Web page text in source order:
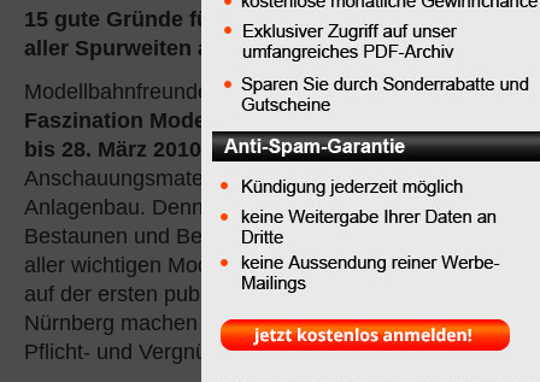
15 gute Gründe für einen Messebesuch:
aller Spurweiten auf der Faszination Modellbau
Modellbahnfreunde finden auf der
Faszination Modellbau Karlsruhe vom 25.
bis 28. März 2010 jede Menge
Anschauungsmaterial für den eigenen
Anlagenbau. Denn 15 Schauanlagen in allen
Bestaunen und Betrachten ein. Die Präsentation der
aller wichtigen Modellbahnhersteller und vieler
auf der ersten publikumsoffenen Messe nach der
Nürnberg machen den Messebesuch in Karlsruhe
Pflicht- und Vergnügungstermin für alle